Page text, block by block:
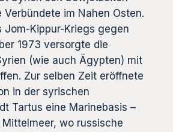
im Nahen Osten.
Jom-Kippur-Kriegs gegen
1973 versorgte die
(wie auch Ägypten) mit
Zur selben Zeit eröffnete
in der syrischen
Tartus eine Marinebasis –
wo russische